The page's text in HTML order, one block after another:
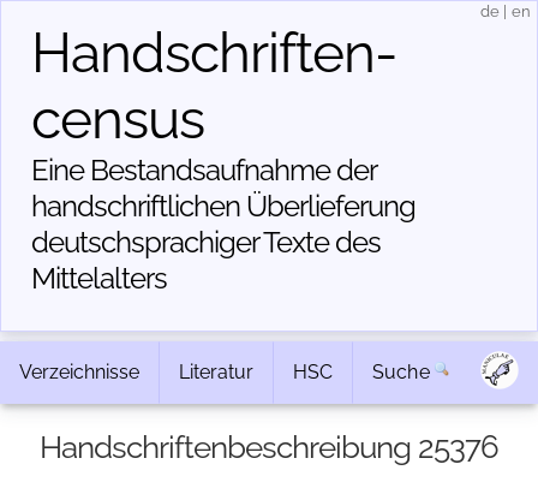
Handschriften­
census
Eine Bestandsaufnahme der
handschriftlichen Über­lieferung
deutschsprachiger Texte des
Mittelalters
de en
Verzeichnisse Literatur HSC Suche
Handschriftenbeschreibung 25376